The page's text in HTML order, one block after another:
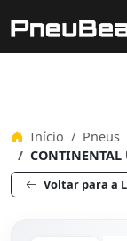
Início
Pneus
Voltar para a